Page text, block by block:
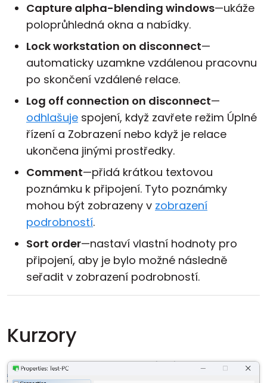
Capture alpha-blending windows—ukáže
poloprůhledná okna a nabídky.
Lock workstation on disconnect—
automaticky uzamkne vzdálenou pracovnu
po skončení vzdálené relace.
Log off connection on disconnect—
odhlašuje spojení, když zavřete režim Úplné
řízení a Zobrazení nebo když je relace
ukončena jinými prostředky.
Comment—přidá krátkou textovou
poznámku k připojení. Tyto poznámky
mohou být zobrazeny v zobrazení
podrobností.
Sort order—nastaví vlastní hodnoty pro
připojení, aby je bylo možné následně
seřadit v zobrazení podrobností.
Kurzory